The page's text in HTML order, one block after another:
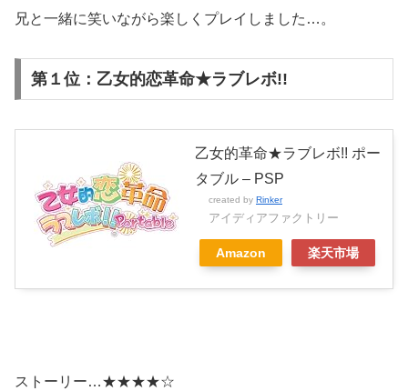
兄と一緒に笑いながら楽しくプレイしました…。
第１位：乙女的恋革命★ラブレボ!!
乙女的革命★ラブレボ!! ポー
タブル – PSP
created by Rinker
アイディアファクトリー
Amazon 楽天市場
ストーリー…★★★★☆